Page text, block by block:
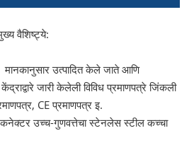
वैशिष्ट्ये:
उत्पादित केले जाते आणि
जारी केलेली विविध प्रमाणपत्रे जिंकली
CE प्रमाणपत्र इ.
उच्च-गुणवत्तेचा स्टेनलेस स्टील कच्चा